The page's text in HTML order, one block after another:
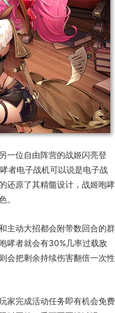
一位自由阵营的战姬闪亮登
者电子战机可以说是电子战
还原了其精髓设计，战姬咆哮
。
主动大招都会附带数回合的群
哮者就会有30%几率过载敌
会把剩余持续伤害翻倍一次性
家完成活动任务即有机会免费